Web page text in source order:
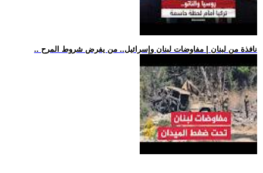
.. نافذة من لبنان | مفاوضات لبنان وإسرائيل.. من يفرض شروط المرح